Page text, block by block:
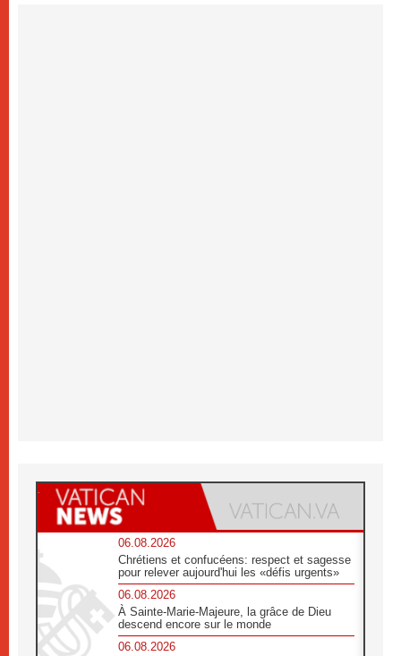
06.08.2026
Chrétiens et confucéens: respect et sagesse
pour relever aujourd'hui les «défis urgents»
06.08.2026
À Sainte-Marie-Majeure, la grâce de Dieu
descend encore sur le monde
06.08.2026